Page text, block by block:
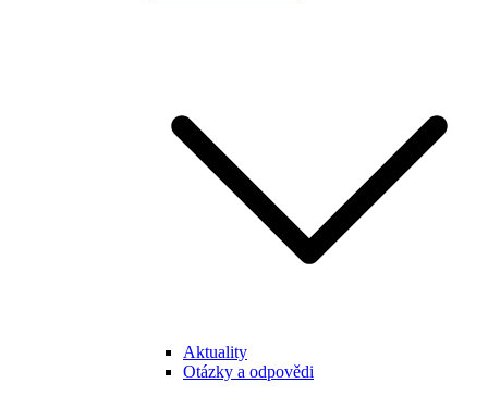
Aktuality
Otázky a odpovědi